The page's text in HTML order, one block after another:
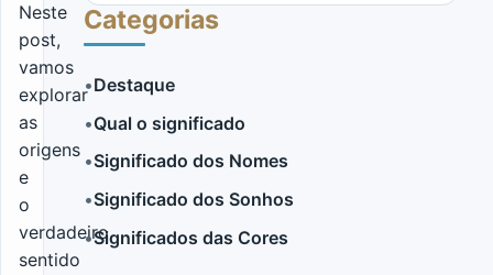
Neste
post,
vamos
explorar
as
origens
e
o
verdadeiro
sentido
LER MAIS
Categorias
•Destaque
•Qual o significado
•Significado dos Nomes
•Significado dos Sonhos
•Significados das Cores